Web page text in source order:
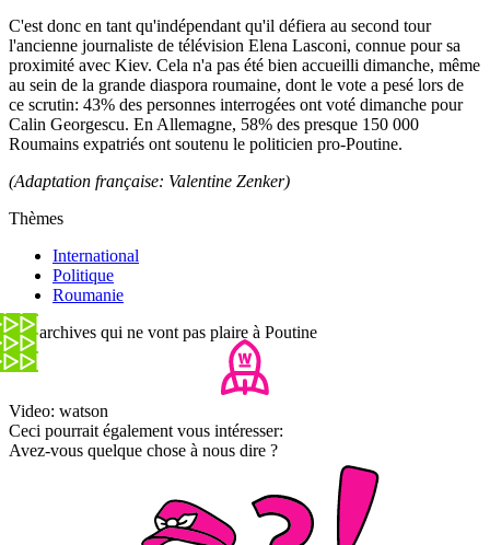
C'est donc en tant qu'indépendant qu'il défiera au second tour
l'ancienne journaliste de télévision Elena Lasconi, connue pour sa
proximité avec Kiev. Cela n'a pas été bien accueilli dimanche, même
au sein de la grande diaspora roumaine, dont le vote a pesé lors de
ce scrutin: 43% des personnes interrogées ont voté dimanche pour
Calin Georgescu. En Allemagne, 58% des presque 150 000
Roumains expatriés ont soutenu le politicien pro-Poutine.
(Adaptation française: Valentine Zenker)
Thèmes
International
Politique
Roumanie
Ces archives qui ne vont pas plaire à Poutine
Video: watson
Ceci pourrait également vous intéresser:
Avez-vous quelque chose à nous dire ?